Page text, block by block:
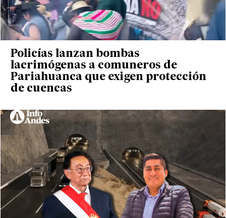
Policías lanzan bombas
lacrimógenas a comuneros de
Pariahuanca que exigen protección
de cuencas